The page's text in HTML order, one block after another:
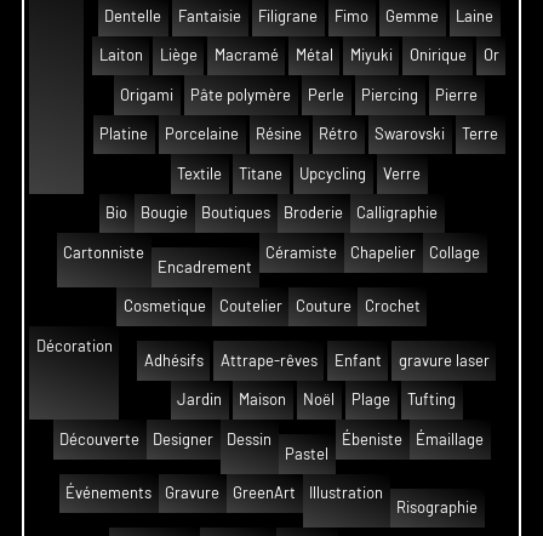
Dentelle Fantaisie Filigrane Fimo Gemme Laine
Laiton Liège Macramé Métal Miyuki Onirique Or
Origami Pâte polymère Perle Piercing Pierre
Platine Porcelaine Résine Rétro Swarovski Terre
Textile Titane Upcycling Verre
Bio Bougie Boutiques Broderie Calligraphie
Cartonniste
Encadrement
Céramiste Chapelier Collage
Cosmetique Coutelier Couture Crochet
Décoration
Adhésifs
Attrape-rêves Enfant gravure laser
Jardin Maison Noël Plage Tufting
Découverte Designer
Dessin
Pastel
Ébeniste Émaillage
Événements Gravure GreenArt
Illustration
Risographie